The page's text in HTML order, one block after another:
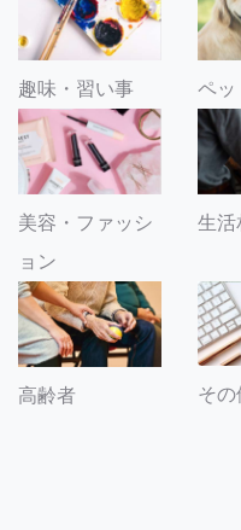
趣味・習い事 ペッ
美容・ファッシ
ョン
生活
高齢者 その